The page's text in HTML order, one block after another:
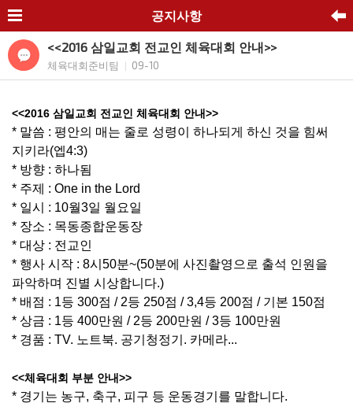
공지사항
<<2016 삼일교회 전교인 체육대회 안내>>
체육대회준비팀 09-10
<<2016 삼일교회 전교인 체육대회 안내>>
* 말씀 : 평안의 매는 줄로 성령이 하나되게 하신 것을 힘써
지키라(엡4:3)
* 방향 : 하나됨
* 주제 : One in the Lord
* 일시 : 10월3일 월요일
* 장소 : 목동종합운동장
* 대상 : 전교인
* 행사 시작 : 8시50분~(50분에 사진촬영으로 출석 인원을
파악하며 진별 시상합니다.)
* 배점 : 1등 300점 / 2등 250점 / 3,4등 200점 / 기본 150점
* 상금 : 1등 400만원 / 2등 200만원 / 3등 100만원
* 경품 : TV. 노트북. 공기청정기. 카메라...
<<체육대회 부분 안내>>
* 경기는 농구, 축구, 피구 등 운동경기를 말합니다.